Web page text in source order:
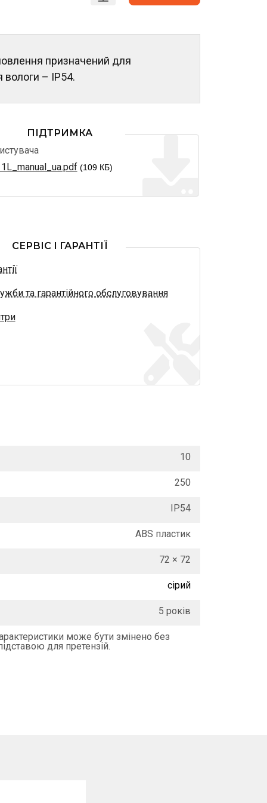
призначений для
вологи – IP54.
ПІДТРИМКА
(109 КБ)
СЕРВІС І ГАРАНТІЇ
та гарантійного обслуговування
10
250
IP54
ABS пластик
72 × 72
сірий
5 років
може бути змінено без
для претензій.